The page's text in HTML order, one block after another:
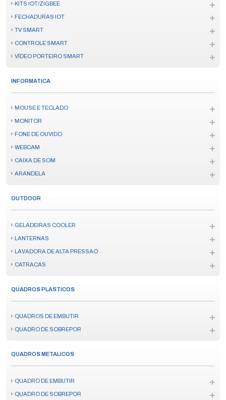
KITS IOT/ZIGBEE
FECHADURAS IOT
TV SMART
CONTROLE SMART
VÍDEO PORTEIRO SMART
INFORMATICA
MOUSE E TECLADO
MONITOR
FONE DE OUVIDO
WEBCAM
CAIXA DE SOM
ARANDELA
OUTDOOR
GELADEIRAS COOLER
LANTERNAS
LAVADORA DE ALTA PRESSAO
CATRACAS
QUADROS PLASTICOS
QUADROS DE EMBUTIR
QUADRO DE SOBREPOR
QUADROS METALICOS
QUADRO DE EMBUTIR
QUADRO DE SOBREPOR